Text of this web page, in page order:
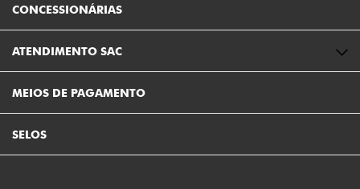
CONCESSIONÁRIAS
ATENDIMENTO SAC
MEIOS DE PAGAMENTO
SELOS